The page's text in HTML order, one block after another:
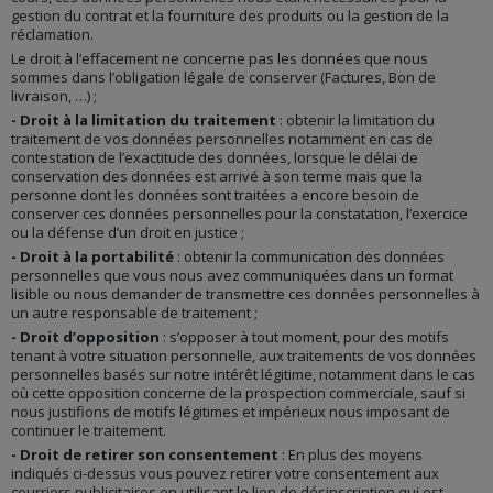
CONSERVATION
Dans la base du site
4 ans après votre dernière interaction
Dans notre comptabilité
Documents comptables
- 5 ans en comptabilité
- 5 ans en archive
Dans l’outil de gestion des expéditions
9 mois
3 mois en base active
6 mois en archive
Enregistrement des communications téléphoniques
3 mois en base active
PARTENAIRES
Transporteurs
PSP (Prestataires de Services de Paiement)
Sous-traitants informatiques
Partenaires :
DriverReviews
Sous-traitants :
Avis Vérifiés
AVIS SUR LE SITE ET LES JANTES
DONNÉES
Nom, prénom, adresse courriel, informations sur la
commande.
Votre avis
OBJECTIF
Site:
Nos sous-traitants vont vous demander, par courriel, votre
accord pour recueillir votre avis sur le site. Vos avis seront
affichés ou pas sur le site suivant le sous-traitant qui vous
aura contacté.
Les avis sont anonymisés avant d’être affichés.
Jantes:
gestion du contrat et la fourniture des produits ou la gestion de la
réclamation.
Le droit à l’effacement ne concerne pas les données que nous
sommes dans l’obligation légale de conserver (Factures, Bon de
livraison, …) ;
- Droit à la limitation du traitement : obtenir la limitation du
traitement de vos données personnelles notamment en cas de
contestation de l’exactitude des données, lorsque le délai de
conservation des données est arrivé à son terme mais que la
personne dont les données sont traitées a encore besoin de
conserver ces données personnelles pour la constatation, l’exercice
ou la défense d’un droit en justice ;
- Droit à la portabilité : obtenir la communication des données
personnelles que vous nous avez communiquées dans un format
lisible ou nous demander de transmettre ces données personnelles à
un autre responsable de traitement ;
- Droit d’opposition : s’opposer à tout moment, pour des motifs
tenant à votre situation personnelle, aux traitements de vos données
personnelles basés sur notre intérêt légitime, notamment dans le cas
où cette opposition concerne de la prospection commerciale, sauf si
nous justifions de motifs légitimes et impérieux nous imposant de
continuer le traitement.
- Droit de retirer son consentement : En plus des moyens
indiqués ci-dessus vous pouvez retirer votre consentement aux